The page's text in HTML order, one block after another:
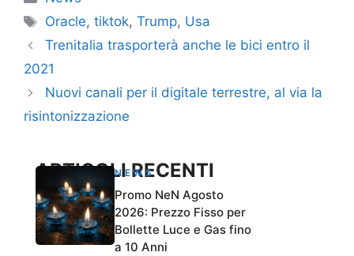
Tag
Oracle,tiktok,Trump, Usa
Trenitalia trasporterà anche le bici entro il
2021
Nuovi canali per il digitale terrestre, al via la
risintonizzazione
ARTICOLI RECENTI
NEWS
Promo NeN Agosto
2026: Prezzo Fisso per
Bollette Luce e Gas fino
a 10 Anni